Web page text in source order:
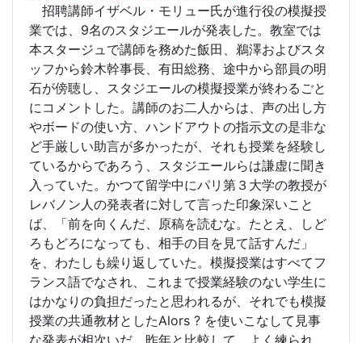
招聘講師イザベル・モリュー氏が進行役の模擬授
業では、9名のスタジエールが発表した。教室では
本スタージュで講師を務めた飯田、鵜澤およびスタ
ッフから鈴木幹事長、有田総務、途中から部員の明
石が傍聴し、スタジエールの模擬授業が終わるごと
にコメントした。講師のお二人からは、声の出し方
やボードの使い方、ハンドアウトの指示文の是非な
ど手厳しい助言が多かったが、それも授業を経験し
ているからであろう、スタジエールらは謙虚に聞き
入っていた。かつて留学中にパリ第３大学の教授が
レバノン人の発表者に対して言った印象深いこと
ば、「前を向くんだ、原稿を読むな。たとえ、しど
ろもどろになっても、相手の目を見て話すんだ」
を、わたしも繰り返していた。模擬授業はすべてフ
ランス語でなされ、これまで授業経験のない学生に
はかなりの負担だったと思われるが、それでも模擬
授業の共通教材としたAlors ? を使いこなして見事
な発表が相次いだ。昨年と比較して、よく練られ